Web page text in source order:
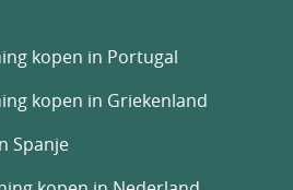
kopen in Portugal
kopen in Griekenland
Spanje